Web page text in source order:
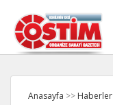
Anasayfa >> Haberler